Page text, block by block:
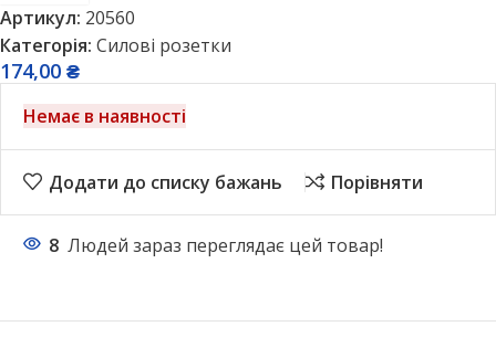
Артикул: 20560
Категорія: Силові розетки
174,00 ₴
Немає в наявності
Додати до списку бажань Порівняти
8 Людей зараз переглядає цей товар!